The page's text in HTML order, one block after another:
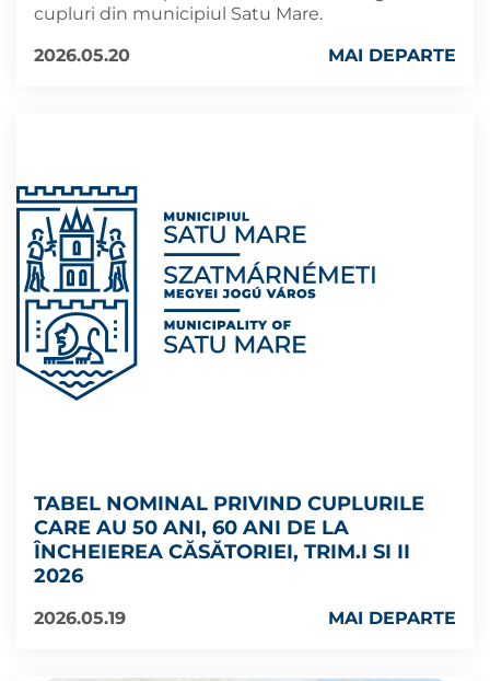
cupluri din municipiul Satu Mare.
2026.05.20
MAI DEPARTE
TABEL NOMINAL PRIVIND CUPLURILE
CARE AU 50 ANI, 60 ANI DE LA
ÎNCHEIEREA CĂSĂTORIEI, TRIM.I SI II
2026
2026.05.19 MAI DEPARTE